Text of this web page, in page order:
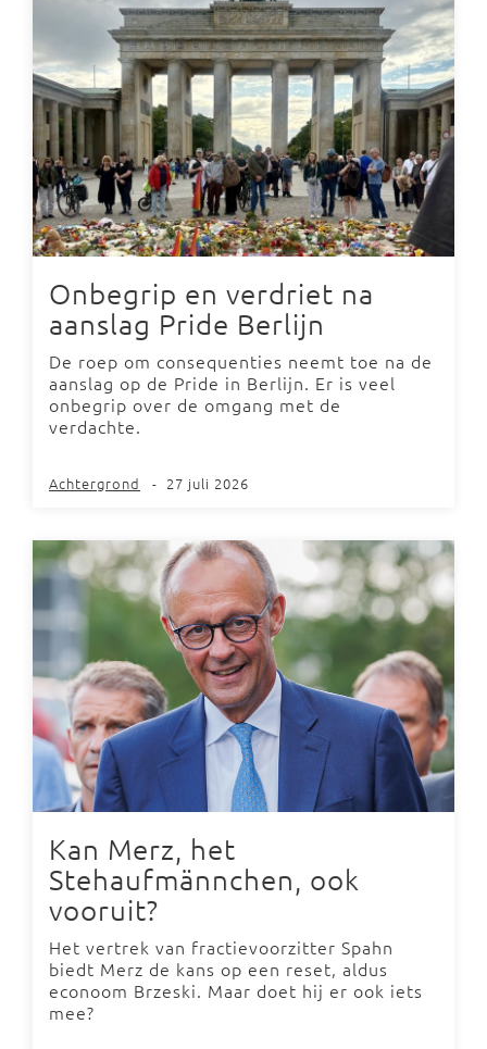
Onbegrip en verdriet na
aanslag Pride Berlijn
De roep om consequenties neemt toe na de
aanslag op de Pride in Berlijn. Er is veel
onbegrip over de omgang met de
verdachte.
Achtergrond - 27 juli 2026
Kan Merz, het
Stehaufmännchen, ook
vooruit?
Het vertrek van fractievoorzitter Spahn
biedt Merz de kans op een reset, aldus
econoom Brzeski. Maar doet hij er ook iets
mee?